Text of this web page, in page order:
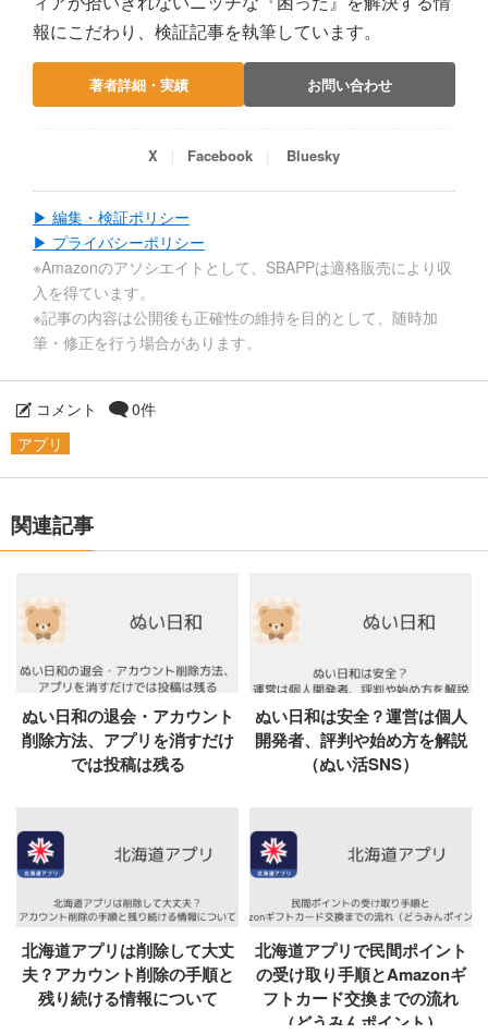
報にこだわり、検証記事を執筆しています。
著者詳細・実績 お問い合わせ
X Facebook Bluesky
▶ 編集・検証ポリシー
▶ プライバシーポリシー
※Amazonのアソシエイトとして、SBAPPは適格販売により収
入を得ています。
※記事の内容は公開後も正確性の維持を目的として、随時加
筆・修正を行う場合があります。
コメント
0件
アプリ
関連記事
ぬい日和の退会・アカウント
削除方法、アプリを消すだけ
では投稿は残る
ぬい日和は安全？運営は個人
開発者、評判や始め方を解説
（ぬい活SNS）
北海道アプリは削除して大丈
夫？アカウント削除の手順と
残り続ける情報について
北海道アプリで民間ポイント
の受け取り手順とAmazonギ
フトカード交換までの流れ
（どうみんポイント）